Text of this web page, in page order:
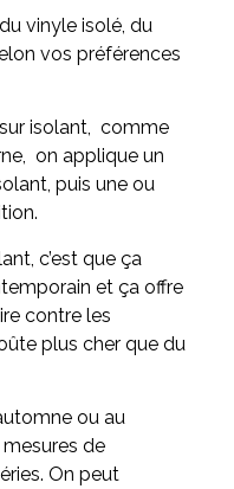
vinyle isolé, du
vos préférences
isolant, comme
on applique un
puis une ou
c’est que ça
et ça offre
contre les
plus cher que du
ou au
de
On peut